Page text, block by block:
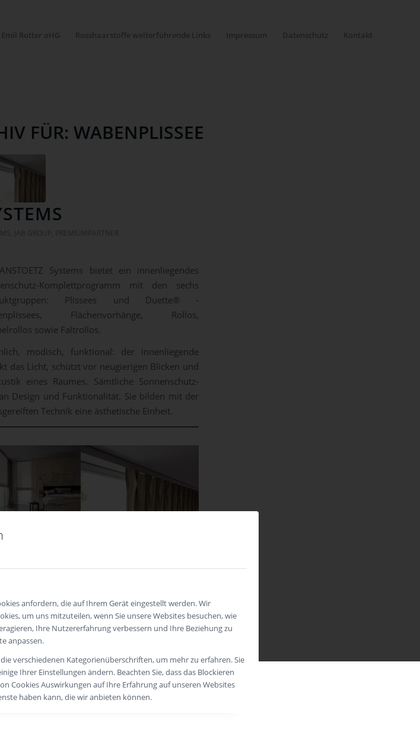
anfordern, die auf Ihrem Gerät eingestellt werden. Wir
um uns mitzuteilen, wenn Sie unsere Websites besuchen, wie
Ihre Nutzererfahrung verbessern und Ihre Beziehung zu
anpassen.
die verschiedenen Kategorienüberschriften, um mehr zu erfahren. Sie
Ihrer Einstellungen ändern. Beachten Sie, dass das Blockieren
Cookies Auswirkungen auf Ihre Erfahrung auf unseren Websites
haben kann, die wir anbieten können.
Rotter oHG Rosshaarstoffe weiterführende Links Impressum Datenschutz Kontakt
FÜR: WABENPLISSEE
JAB GROUP PREMIUMPARTNER
Systems bietet ein innenliegendes
Komplettprogramm mit den sechs
Plissees und Duette® -
Flächenvorhänge, Rollos,
sowie Faltrollos.
modisch, funktional: der innenliegende
das Licht, schützt vor neugierigen Blicken und
eines Raumes. Sämtliche Sonnenschutz-
Design und Funktionalität. Sie bilden mit der
Technik eine ästhetische Einheit.